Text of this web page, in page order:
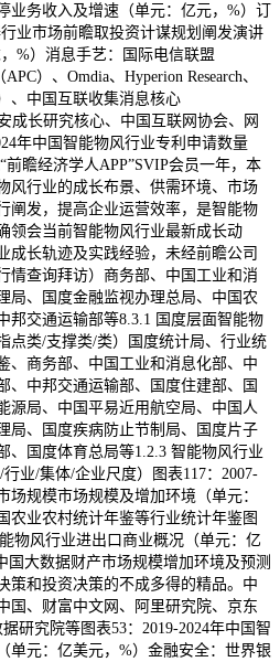
业务收入及增速（单元：亿元，%）订
业市场前瞻取投资计谋规划阐发演讲
%）消息手艺：国际电信联盟
）、Omdia、Hyperion Research、
、中国互联收集消息核心
成长研究核心、中国互联网协会、网
年中国智能物风行业专利申请数量
前瞻经济学人APP”SVIP会员一年，本
风行业的成长布景、供需环境、市场
阐发，提高企业运营效率，是智能物
领会当前智能物风行业最新成长动
成长轨迹及实践经验，未经前瞻公司
情查询拜访）商务部、中国工业和消
局、国度金融监视办理总局、中国农
邦交通运输部等8.3.1 国度层面智能物
点类/支撑类/类）国度统计局、行业统
、商务部、中国工业和消息化部、中
、中邦交通运输部、国度住建部、国
源局、中国平易近用航空局、中国人
局、国度疾病防止节制局、国度片子
、国度体育总局等1.2.3 智能物风行业
业/集体/企业尺度）图表117：2007-
场规模市场规模及增加环境（单元：
农业农村统计年鉴等行业统计年鉴图
物风行业进出口商业概况（单元：亿
国大数据财产市场规模增加环境及预测
策和投资决策的不成多得的精品。中
国、财富中文网、阿里研究院、京东
研究院等图表53：2019-2024年中国智
单元：亿美元，%）金融安全：世界银